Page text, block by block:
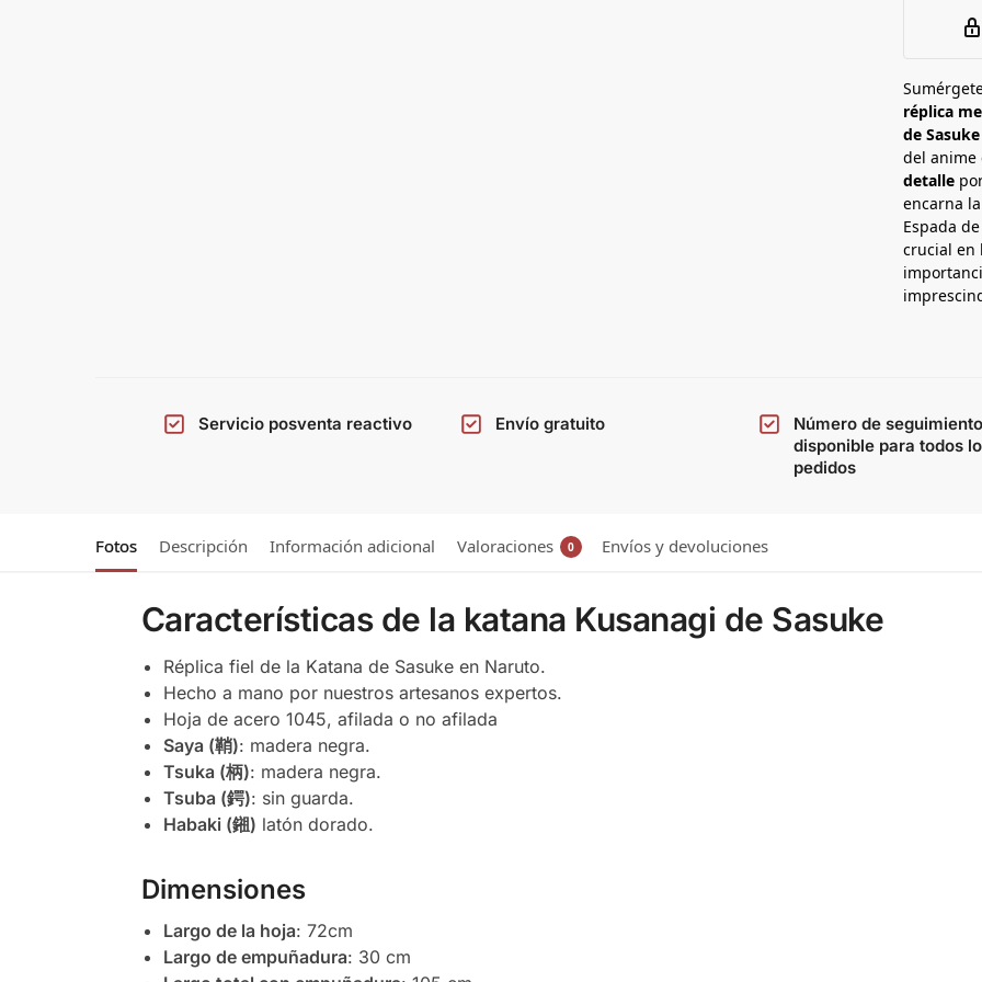
n
a
réplica
de
del anime
detalle
encarna
Espada
crucial en
Servicio posventa reactivo Envío gratuito
Número de seguimiento
disponible para todos
pedidos
Fotos Descripción Información adicional Valoraciones 0 Envíos y devoluciones
Características de la katana Kusanagi de Sasuke
Réplica fiel de la Katana de Sasuke en Naruto.
Hecho a mano por nuestros artesanos expertos.
Hoja de acero 1045, afilada o no afilada
Saya (鞘): madera negra.
Tsuka (柄): madera negra.
Tsuba (鍔): sin guarda.
Habaki (鎺) latón dorado.
Dimensiones
Largo de la hoja: 72cm
Largo de empuñadura: 30 cm